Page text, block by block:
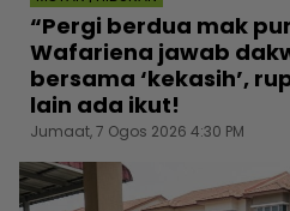
“Pergi berdua mak
Wafariena jawab
bersama ‘kekasih’,
lain ada ikut!
Jumaat, 7 Ogos 2026 4:30 PM